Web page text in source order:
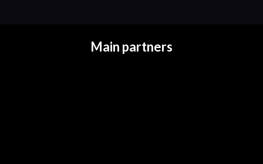
Main partners